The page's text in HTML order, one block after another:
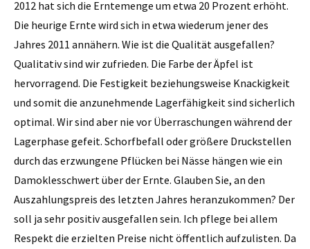
2012 hat sich die Erntemenge um etwa 20 Prozent erhöht.
Die heurige Ernte wird sich in etwa wiederum jener des
Jahres 2011 annähern. Wie ist die Qualität ausgefallen?
Qualitativ sind wir zufrieden. Die Farbe der Äpfel ist
hervorragend. Die Festigkeit beziehungsweise Knackigkeit
und somit die anzunehmende Lagerfähigkeit sind sicherlich
optimal. Wir sind aber nie vor Überraschungen während der
Lagerphase gefeit. Schorfbefall oder größere Druckstellen
durch das erzwungene Pflücken bei Nässe hängen wie ein
Damoklesschwert über der Ernte. Glauben Sie, an den
Auszahlungspreis des letzten Jahres heranzukommen? Der
soll ja sehr positiv ausgefallen sein. Ich pflege bei allem
Respekt die erzielten Preise nicht öffentlich aufzulisten. Da